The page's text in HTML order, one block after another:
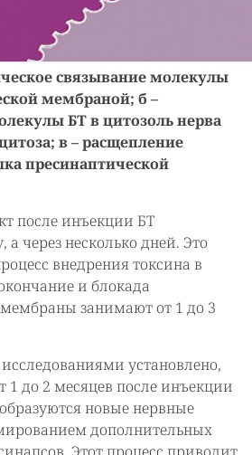
связывание молекулы
мембраной; б –
БТ в цитозоль нерва
в – расщепление
пресинаптической
после инъекции БТ
а через несколько дней. Это
внедрения токсина в
и блокада
занимают от 1 до 3
установлено,
1 до 2 месяцев после инъекции
новые нервные
дополнительных